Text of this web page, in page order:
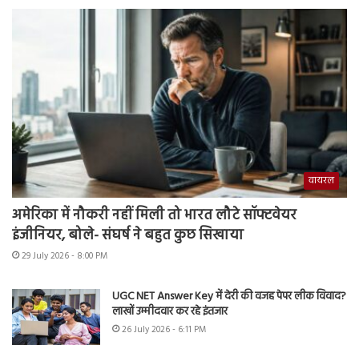
वायरल
अमेरिका में नौकरी नहीं मिली तो भारत लौटे सॉफ्टवेयर
इंजीनियर, बोले- संघर्ष ने बहुत कुछ सिखाया
29 July 2026 - 8:00 PM
UGC NET Answer Key में देरी की वजह पेपर लीक विवाद?
लाखों उम्मीदवार कर रहे इंतजार
26 July 2026 - 6:11 PM